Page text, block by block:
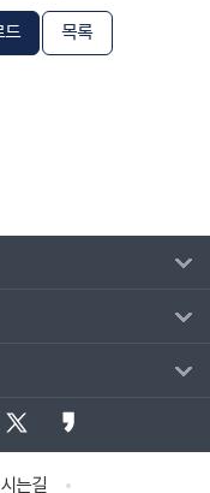
드 목록
는길